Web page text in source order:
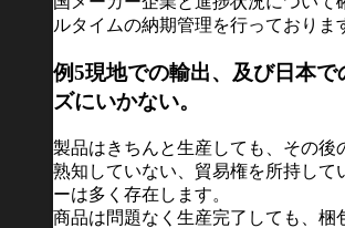
ルタイムの納期管理を行っておりま
例5現地での輸出、及び日本で
ズにいかない。
製品はきちんと生産しても、その後
熟知していない、貿易権を所持して
ーは多く存在します。
商品は問題なく生産完了しても、梱